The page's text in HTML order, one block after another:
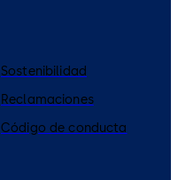
Sostenibilidad
Reclamaciones
Código de conducta